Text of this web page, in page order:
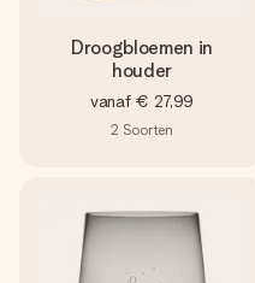
Droogbloemen in
houder
vanaf € 27,99
2 Soorten